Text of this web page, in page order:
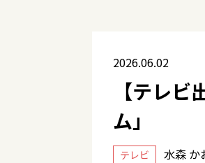
2026.06.02
【テレ
ム」
テレビ 水森